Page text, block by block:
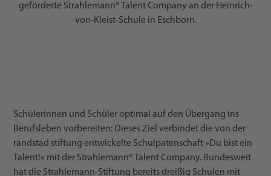
geförderte Strahlemann® Talent Company an der Heinrich-
von-Kleist-Schule in Eschborn.
Schülerinnen und Schüler optimal auf den Übergang ins
Berufsleben vorbereiten: Dieses Ziel verbindet die von der
randstad stiftung entwickelte Schulpatenschaft »Du bist ein
Talent!« mit der Strahlemann® Talent Company. Bundesweit
hat die Strahlemann-Stiftung bereits dreißig Schulen mit